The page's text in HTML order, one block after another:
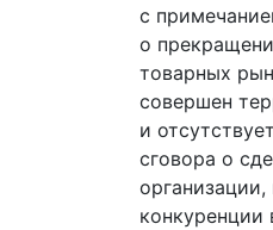
с
о
товарных
совершен
и
сговора о
конкуренции